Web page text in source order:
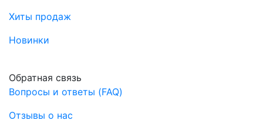
Хиты продаж
Новинки
Обратная связь
Вопросы и ответы (FAQ)
Отзывы о нас